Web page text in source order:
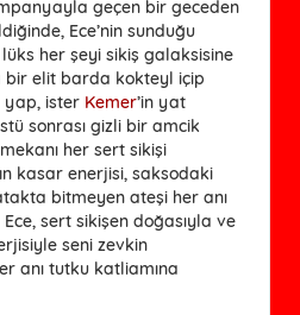
geçen bir geceden
Ece’nin sunduğu
her şeyi sikiş galaksisine
bir elit barda kokteyl içip
yap, ister Kemer’in yat
sonrası gizli bir amcik
her sert sikişi
kasar enerjisi, saksodaki
bitmeyen ateşi her anı
sert sikişen doğasıyla ve
seni zevkin
anı tutku katliamına